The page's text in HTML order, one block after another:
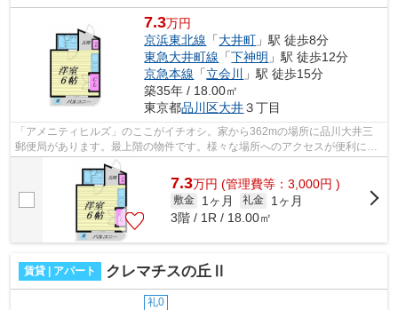
7.3万円
京浜東北線 「大井町 」駅 徒歩8分
東急大井町線 「下神明 」駅 徒歩12分
京急本線 「立会川
」駅 徒歩15分
築35年 / 18.00㎡
東京都品川区大井３丁目
「アメニティヒルズ」のここがイチオシ。家から362mの場所に品川大井三
郵便局があります。最上階の物件です。様々な場所へのアクセスが便利にな
る、2駅利用可能なマンションです。品川...
7.3万円 (管理費等：3,000円 )
敷金 1ヶ月 礼金
1ヶ月
3階 / 1R / 18.00㎡
賃貸 | アパート クレマチスの丘Ⅱ
礼0